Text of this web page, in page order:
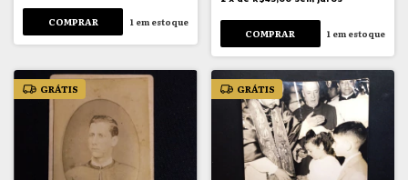
1em estoque
1 em estoque
GRÁTIS GRÁTIS